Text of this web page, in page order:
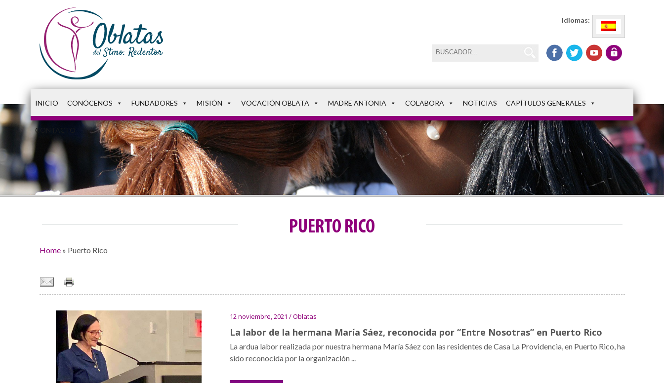
Idiomas:
INICIO CONÓCENOS FUNDADORES MISIÓN VOCACIÓN OBLATA MADRE ANTONIA COLABORA NOTICIAS CAPÍTULOS GENERALES
CONTACTO
PUERTO RICO
Home» Puerto Rico
12 noviembre, 2021 / Oblatas
La labor de la hermana María Sáez, reconocida por “Entre Nosotras” en Puerto Rico
La ardua labor realizada por nuestra hermana María Sáez con las residentes de Casa La Providencia, en Puerto Rico, ha
sido reconocida por la organización ...